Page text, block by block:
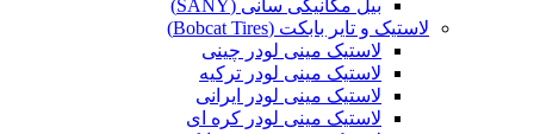
بیل مکانیکی سانی (SANY)
لاستیک و تایر بابکت (Bobcat Tires)
لاستیک مینی لودر چینی
لاستیک مینی لودر ترکیه
لاستیک مینی لودر ایرانی
لاستیک مینی لودر کره ای